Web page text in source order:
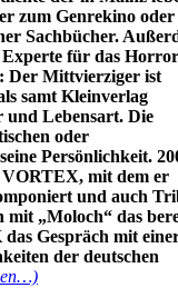
zum Genrekino oder
Sachbücher.
Experte für das
Der Mittvierziger ist
samt Kleinverlag
Lebensart. Die
oder
Persönlichkeit.
mit dem er
und auch
mit „Moloch“ das
Gespräch mit
der deutschen